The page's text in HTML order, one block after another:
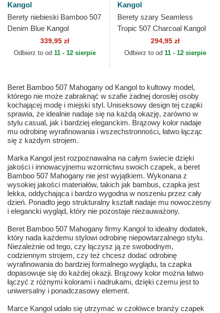
Kangol
Berety niebieski Bamboo 507
Denim Blue Kangol
339,95 zł
Odbierz to od 11 - 12 sierpie
Kangol
Berety szary Seamless
Tropic 507 Charcoal Kangol
294,95 zł
Odbierz to od 11 - 12 sierpie
Beret Bamboo 507 Mahogany od Kangol to kultowy model,
którego nie może zabraknąć w szafie żadnej dorosłej osoby
kochającej modę i miejski styl. Uniseksowy design tej czapki
sprawia, że idealnie nadaje się na każdą okazję, zarówno w
stylu casual, jak i bardziej eleganckim. Brązowy kolor nadaje
mu odrobinę wyrafinowania i wszechstronności, łatwo łącząc
się z każdym strojem.
Marka Kangol jest rozpoznawalna na całym świecie dzięki
jakości i innowacyjnemu wzornictwu swoich czapek, a beret
Bamboo 507 Mahogany nie jest wyjątkiem. Wykonana z
wysokiej jakości materiałów, takich jak bambus, czapka jest
lekka, oddychająca i bardzo wygodna w noszeniu przez cały
dzień. Ponadto jego strukturalny kształt nadaje mu nowoczesny
i elegancki wygląd, który nie pozostaje niezauważony.
Beret Bamboo 507 Mahogany firmy Kangol to idealny dodatek,
który nada każdemu stylowi odrobinę niepowtarzalnego stylu.
Niezależnie od tego, czy łączysz ją ze swobodnym,
codziennym strojem, czy też chcesz dodać odrobinę
wyrafinowania do bardziej formalnego wyglądu, ta czapka
dopasowuje się do każdej okazji. Brązowy kolor można łatwo
łączyć z różnymi kolorami i nadrukami, dzięki czemu jest to
uniwersalny i ponadczasowy element.
Marce Kangol udało się utrzymać w czołówce branży czapek